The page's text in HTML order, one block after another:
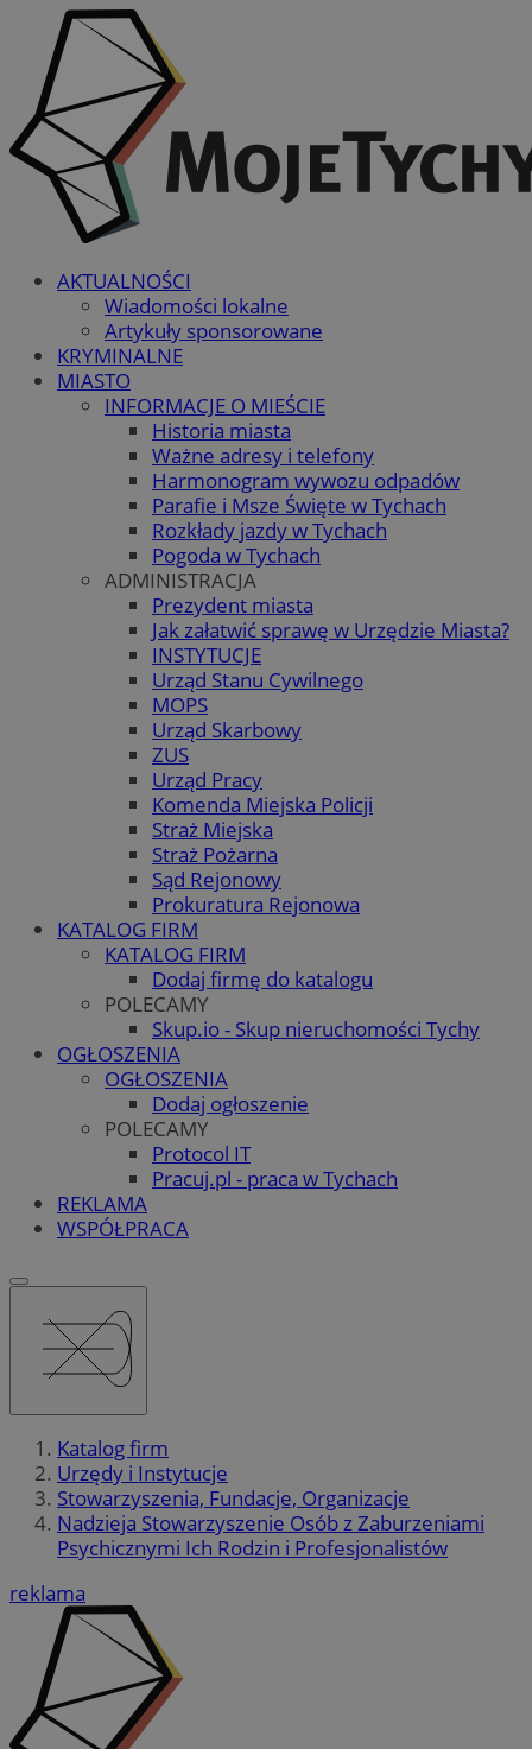
AKTUALNOŚCI
Wiadomości lokalne
Artykuły sponsorowane
KRYMINALNE
MIASTO
INFORMACJE O MIEŚCIE
Historia miasta
Ważne adresy i telefony
Harmonogram wywozu odpadów
Parafie i Msze Święte w Tychach
Rozkłady jazdy w Tychach
Pogoda w Tychach
ADMINISTRACJA
Prezydent miasta
Jak załatwić sprawę w Urzędzie Miasta?
INSTYTUCJE
Urząd Stanu Cywilnego
MOPS
Urząd Skarbowy
ZUS
Urząd Pracy
Komenda Miejska Policji
Straż Miejska
Straż Pożarna
Sąd Rejonowy
Prokuratura Rejonowa
KATALOG FIRM
KATALOG FIRM
Dodaj firmę do katalogu
POLECAMY
Skup.io - Skup nieruchomości Tychy
OGŁOSZENIA
OGŁOSZENIA
Dodaj ogłoszenie
POLECAMY
Protocol IT
Pracuj.pl - praca w Tychach
REKLAMA
WSPÓŁPRACA
Katalog firm
Urzędy i Instytucje
Stowarzyszenia, Fundacje, Organizacje
Nadzieja Stowarzyszenie Osób z Zaburzeniami
Psychicznymi Ich Rodzin i Profesjonalistów
reklama